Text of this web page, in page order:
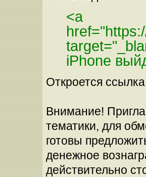
<a
iPhone
Откроется
Внимание!
тематики, для
готовы
денежное
действительно